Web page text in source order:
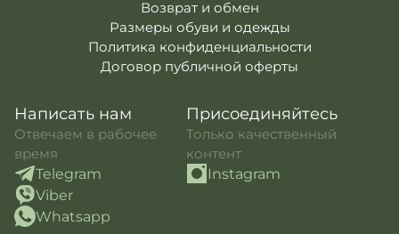
Возврат и обмен
Размеры обуви и одежды
Политика конфиденциальности
Договор публичной оферты
Написать нам
Отвечаем в рабочее
время
Telegram
Viber
Whatsapp
Присоединяйтесь
Только качественный
контент
Instagram